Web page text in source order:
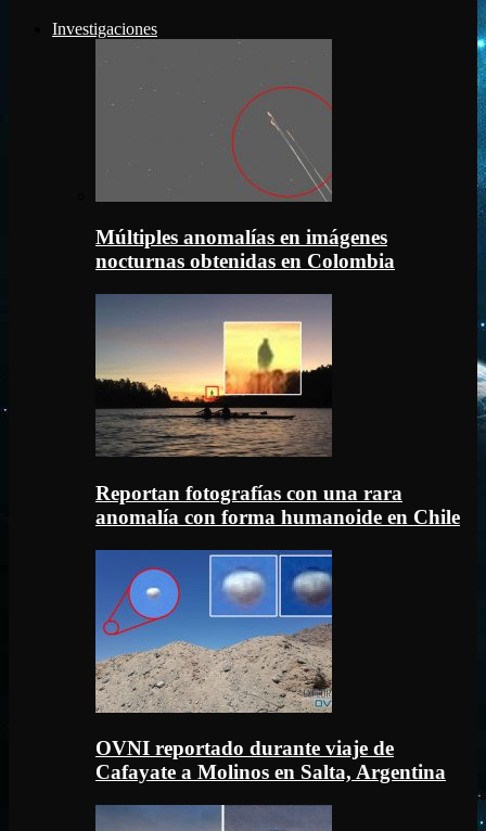
Investigaciones
Múltiples anomalías en imágenes
nocturnas obtenidas en Colombia
Reportan fotografías con una rara
anomalía con forma humanoide en Chile
OVNI reportado durante viaje de
Cafayate a Molinos en Salta, Argentina